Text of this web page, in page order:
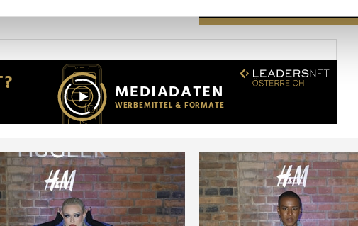
um Inhalte und Anzeigen zu personalisieren, Funktionen für
für soziale Medien, Werbung und Analysen weiter. Unsere
Daten zusammen, die Sie ihnen bereitgestellt haben oder die
haben.